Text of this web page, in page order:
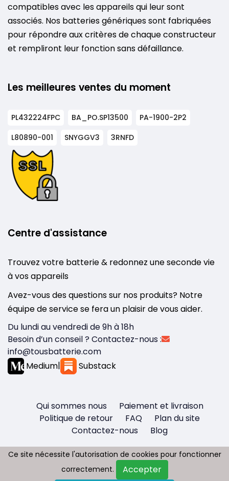
compatibles avec les appareils qui leur sont
associés. Nos batteries génériques sont fabriquées
pour répondre aux critères de chaque constructeur
et rempliront leur fonction sans défaillance.
Les meilleures ventes du moment
PL432224FPC BA_PO.SP13500
PA-1900-2P2
L80890-001
SNYGGV3 3RNFD
Centre d'assistance
Trouvez votre batterie & redonnez une seconde vie
à vos appareils
Avez-vous des questions sur nos produits? Notre
équipe de service se fera un plaisir de vous aider.
Du lundi au vendredi de 9h à 18h
Besoin d’un conseil ? Contactez-nous :
info@tousbatterie.com
Medium| Substack
Qui sommes nous
Paiement et livraison
Politique de retour
FAQ
Plan du site
Contactez-nous
Blog
Copyright © 2026 - Tous droit réservés
Ce site nécessite l'autorisation de cookies pour fonctionner
correctement.
Accepter
Ce site nécessite l'autorisation de cookies pour fonctionner
correctement.
Accepter